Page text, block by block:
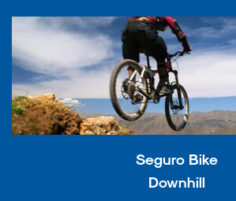
Seguro Bike
Downhill